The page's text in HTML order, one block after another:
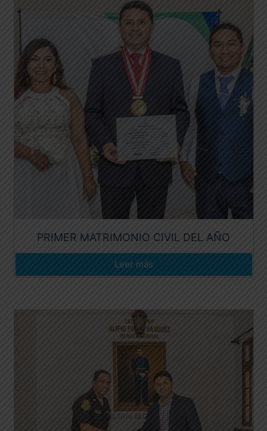
PRIMER MATRIMONIO CIVIL DEL AÑO
Leer más